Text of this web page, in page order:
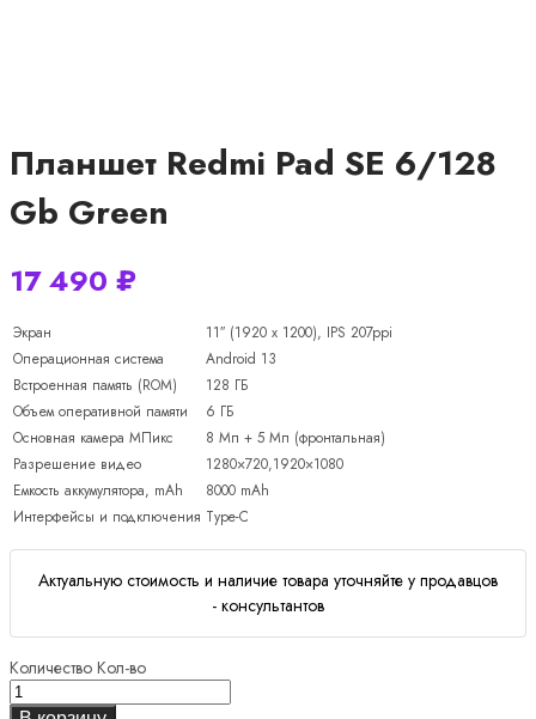
Планшет Redmi Pad SE 6/128
Gb Green
17 490 ₽
Экран
11″ (1920 x 1200), IPS 207ppi
Операционная система
Android 13
Встроенная память (ROM)
128 ГБ
Объем оперативной памяти
6 ГБ
Основная камера МПикс
8 Мп + 5 Мп (фронтальная)
Разрешение видео
1280×720,1920×1080
Емкость аккумулятора, mAh
8000 mAh
Интерфейсы и подключения Type-C
Актуальную стоимость и наличие товара уточняйте у продавцов
- консультантов
Количество Кол-во